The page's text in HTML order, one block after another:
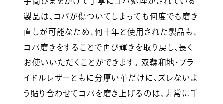
製品は、コバが傷ついてしまっても何度でも磨き
直しが可能なため、何十年と使用された製品も、
コバ磨きをすることで再び輝きを取り戻し、長く
お使いいただくことができます。 双鞣和地・ブラ
イドルレザーともに分厚い革だけに、ズレないよ
う貼り合わせてコバを磨き上げるのは、非常に手